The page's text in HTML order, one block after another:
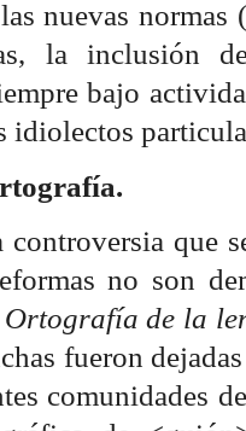
nuevas
la inclusión
bajo
idiolectos
controversia que
no son
Ortografía de la
fueron
comunidades